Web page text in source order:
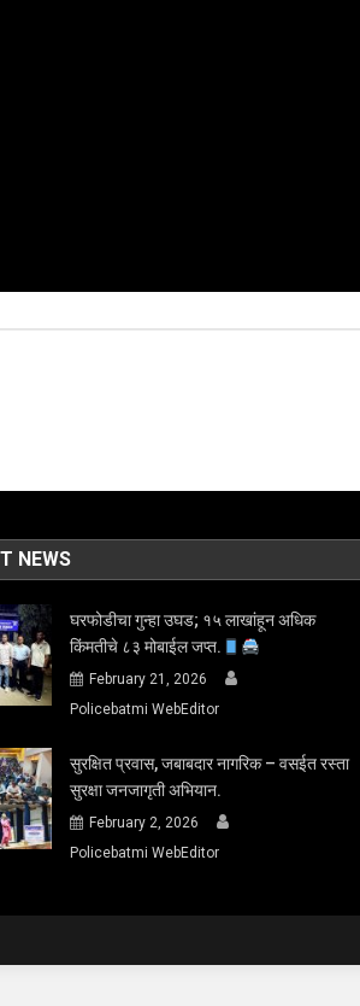
NEWS
घरफोडीचा गुन्हा उघड; १५ लाखांहून अधिक
किंमतीचे ८३ मोबाईल जप्त.
February 21, 2026
Policebatmi WebEditor
सुरक्षित प्रवास, जबाबदार नागरिक – वसईत रस्ता
सुरक्षा जनजागृती अभियान.
February 2, 2026
Policebatmi WebEditor